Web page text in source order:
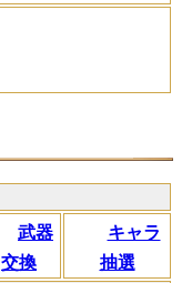
武器
交換
キャラ
抽選